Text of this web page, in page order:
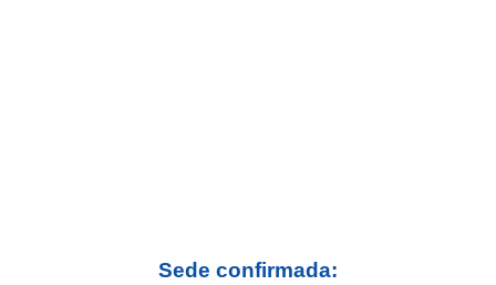
Sede confirmada: